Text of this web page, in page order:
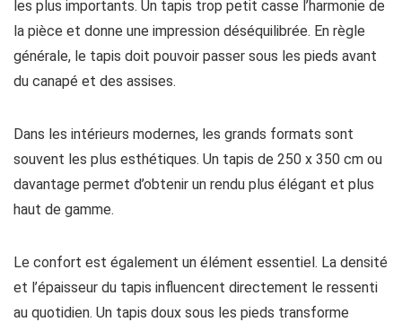
les plus importants. Un tapis trop petit casse l’harmonie de
la pièce et donne une impression déséquilibrée. En règle
générale, le tapis doit pouvoir passer sous les pieds avant
du canapé et des assises.
Dans les intérieurs modernes, les grands formats sont
souvent les plus esthétiques. Un tapis de 250 x 350 cm ou
davantage permet d’obtenir un rendu plus élégant et plus
haut de gamme.
Le confort est également un élément essentiel. La densité
et l’épaisseur du tapis influencent directement le ressenti
au quotidien. Un tapis doux sous les pieds transforme